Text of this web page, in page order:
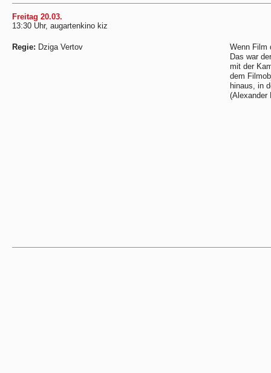
Freitag 20.03.
13:30 Uhr, augartenkino kiz
Regie: Dziga Vertov
Wenn Film
Das war
mit der
dem
hinaus, in
(Alexander